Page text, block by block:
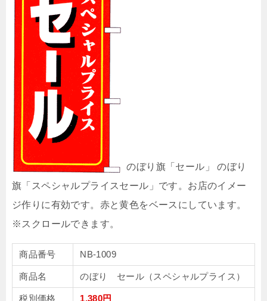
のぼり旗「セール」 のぼり
旗「スペシャルプライスセール」です。お店のイメー
ジ作りに有効です。赤と黄色をベースにしています。
商品番号 NB-1009
商品名 のぼり セール（スペシャルプライス）
税別価格 1,380円